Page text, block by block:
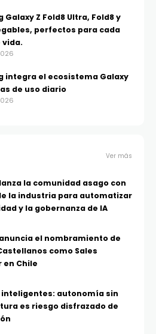
Galaxy Z Fold8 Ultra, Fold8 y
perfectos para cada
vida.
integra el ecosistema Galaxy
de uso diario
Ver más
la comunidad asago con
la industria para automatizar
y la gobernanza de IA
el nombramiento de
como Sales
en Chile
inteligentes: autonomía sin
es riesgo disfrazado de